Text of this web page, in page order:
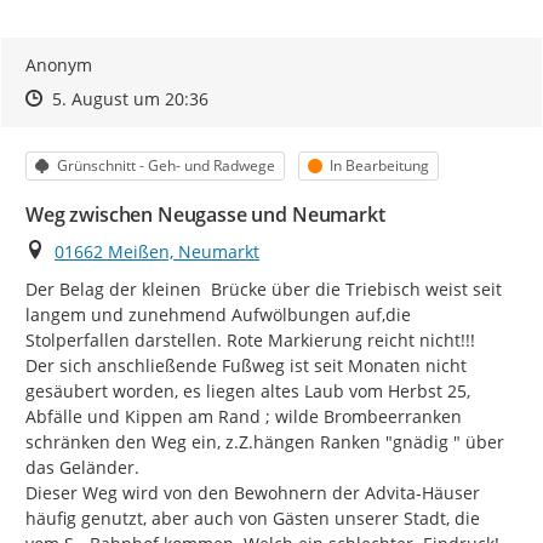
Anonym
Zeitpunkt des Erstellens
Zeitpunkt des Erstellens
5. August um 20:36Zur Äußerung
Kategorie
Grünschnitt - Geh- und Radwege Status
In Bearbeitung
Weg zwischen Neugasse und Neumarkt
Ort
01662 Meißen, Neumarkt
Der Belag der kleinen  Brücke über die Triebisch weist seit
langem und zunehmend Aufwölbungen auf,die
Stolperfallen darstellen. Rote Markierung reicht nicht!!!
Der sich anschließende Fußweg ist seit Monaten nicht
gesäubert worden, es liegen altes Laub vom Herbst 25,
Abfälle und Kippen am Rand ; wilde Brombeerranken
schränken den Weg ein, z.Z.hängen Ranken "gnädig " über
das Geländer.
Dieser Weg wird von den Bewohnern der Advita-Häuser
häufig genutzt, aber auch von Gästen unserer Stadt, die